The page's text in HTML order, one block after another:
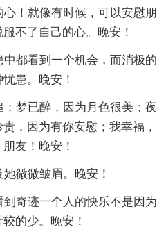
！就像有时候，可以安慰朋
不了自己的心。晚安！
都看到一个机会，而消极的
患。晚安！
梦已醉，因为月色很美；夜
，因为有你安慰；我幸福，
友！晚安！
微微皱眉。晚安！
奇迹一个人的快乐不是因为
的少。晚安！